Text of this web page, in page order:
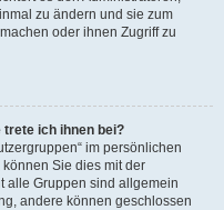
zu ändern und sie zum
oder ihnen Zugriff zu
trete ich ihnen bei?
im persönlichen
Sie dies mit der
alle Gruppen sind allgemein
andere können geschlossen